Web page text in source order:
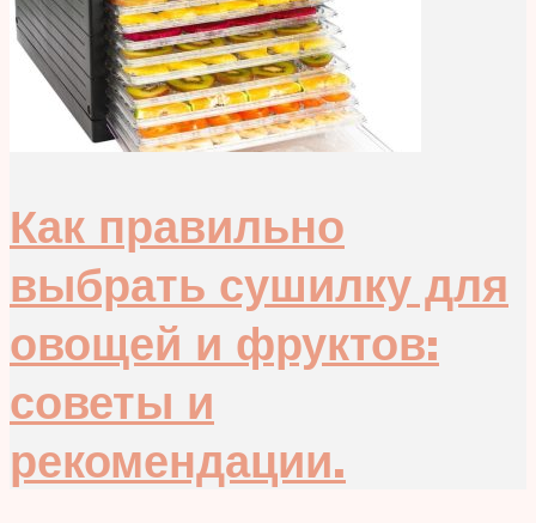
Как правильно
выбрать сушилку для
овощей и фруктов:
советы и
рекомендации.